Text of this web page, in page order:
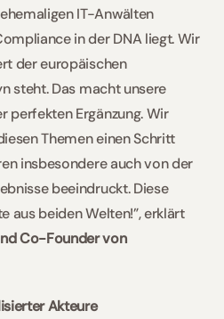
IT-Anwälten
in der DNA liegt. Wir
der europäischen
steht. Das macht unsere
perfekten Ergänzung. Wir
Themen einen Schritt
insbesondere auch von der
beeindruckt. Diese
Kooperation ist das Beste aus beiden Welten!”, erklärt
Co-Founder von
Akteure